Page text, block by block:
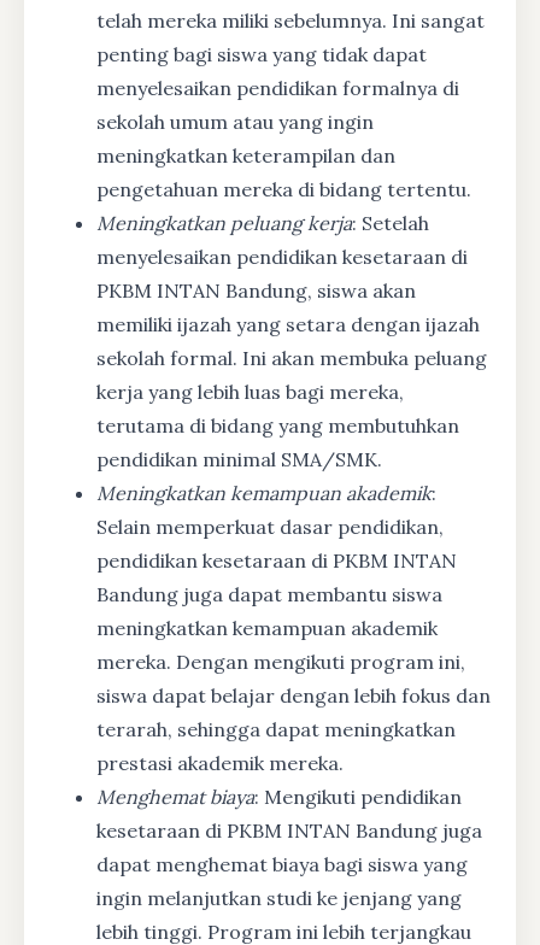
telah mereka miliki sebelumnya. Ini sangat
penting bagi siswa yang tidak dapat
menyelesaikan pendidikan formalnya di
sekolah umum atau yang ingin
meningkatkan keterampilan dan
pengetahuan mereka di bidang tertentu.
Meningkatkan peluang kerja: Setelah
menyelesaikan pendidikan kesetaraan di
PKBM INTAN Bandung, siswa akan
memiliki ijazah yang setara dengan ijazah
sekolah formal. Ini akan membuka peluang
kerja yang lebih luas bagi mereka,
terutama di bidang yang membutuhkan
pendidikan minimal SMA/SMK.
Meningkatkan kemampuan akademik:
Selain memperkuat dasar pendidikan,
pendidikan kesetaraan di PKBM INTAN
Bandung juga dapat membantu siswa
meningkatkan kemampuan akademik
mereka. Dengan mengikuti program ini,
siswa dapat belajar dengan lebih fokus dan
terarah, sehingga dapat meningkatkan
prestasi akademik mereka.
Menghemat biaya: Mengikuti pendidikan
kesetaraan di PKBM INTAN Bandung juga
dapat menghemat biaya bagi siswa yang
ingin melanjutkan studi ke jenjang yang
lebih tinggi. Program ini lebih terjangkau